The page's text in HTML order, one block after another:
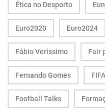
Ética no Desporto
Euro2020 Euro2024
Fábio Veríssimo Fair
Fernando Gomes FIFA
Football Talks